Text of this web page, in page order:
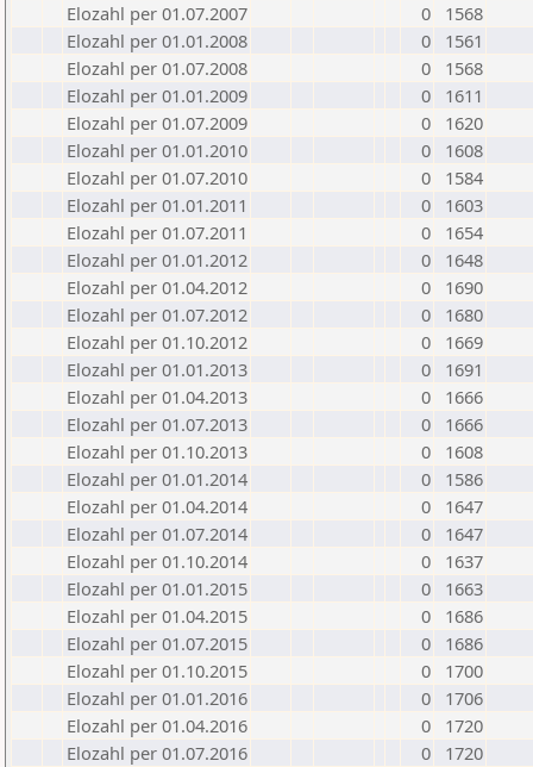
Elozahl per 01.07.2007
0
1568
Elozahl per 01.01.2008
0
1561
Elozahl per 01.07.2008
0
1568
Elozahl per 01.01.2009
0
1611
Elozahl per 01.07.2009
0
1620
Elozahl per 01.01.2010
0
1608
Elozahl per 01.07.2010
0
1584
Elozahl per 01.01.2011
0
1603
Elozahl per 01.07.2011
0
1654
Elozahl per 01.01.2012
0
1648
Elozahl per 01.04.2012
0
1690
Elozahl per 01.07.2012
0
1680
Elozahl per 01.10.2012
0
1669
Elozahl per 01.01.2013
0
1691
Elozahl per 01.04.2013
0
1666
Elozahl per 01.07.2013
0
1666
Elozahl per 01.10.2013
0
1608
Elozahl per 01.01.2014
0
1586
Elozahl per 01.04.2014
0
1647
Elozahl per 01.07.2014
0
1647
Elozahl per 01.10.2014
0
1637
Elozahl per 01.01.2015
0
1663
Elozahl per 01.04.2015
0
1686
Elozahl per 01.07.2015
0
1686
Elozahl per 01.10.2015
0
1700
Elozahl per 01.01.2016
0
1706
Elozahl per 01.04.2016
0
1720
Elozahl per 01.07.2016
0
1720